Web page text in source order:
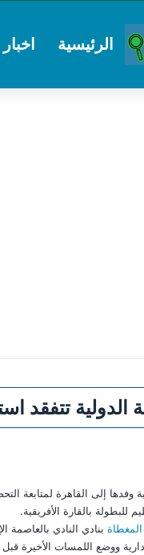
الرئيسية
الدولية
المغطاة بنادي النادي بالعاصمة
ووضع اللمسات الأخيرة